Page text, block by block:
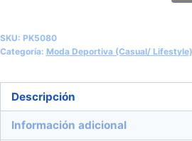
Agua
(Roly
Nepal
SKU: PK5080
Categoría: Moda Deportiva (Casual/ Lifestyle)
Descripción
Información adicional